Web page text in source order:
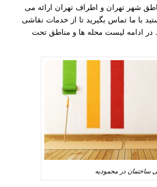
شهر تهران و اطراف تهران ارائه می
با ما تماس بگیرید تا از خدمات نقاشی
در ادامه لیست محله ها و مناطق تحت
ساختمان در محمودیه